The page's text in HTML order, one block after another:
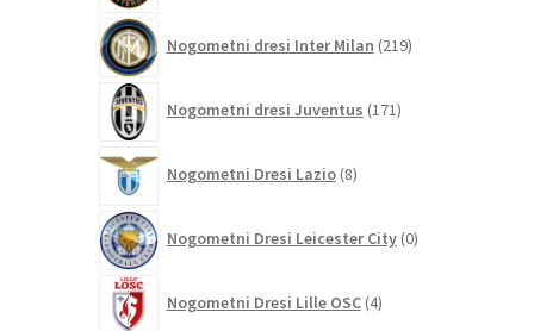
Nogometni dresi Inter Milan 219izdelkov
Nogometni dresi Juventus 171izdelkov
Nogometni Dresi Lazio 8izdelkov
Nogometni Dresi Leicester City 0izdelkov
Nogometni Dresi Lille OSC 4izdelki